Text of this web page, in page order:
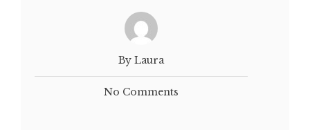
By Laura
No Comments